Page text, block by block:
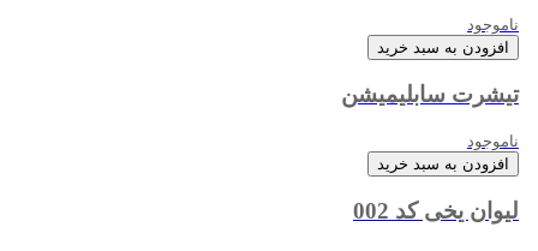
ناموجود
افزودن به سبد خرید
تیشرت سابلیمیشن
ناموجود
افزودن به سبد خرید
لیوان یخی کد 002